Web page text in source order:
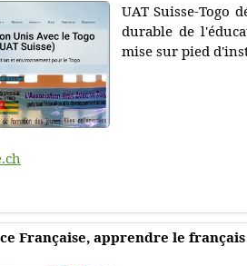
UAT Suisse-Togo
durable de
mise sur pied
Française, apprendre le